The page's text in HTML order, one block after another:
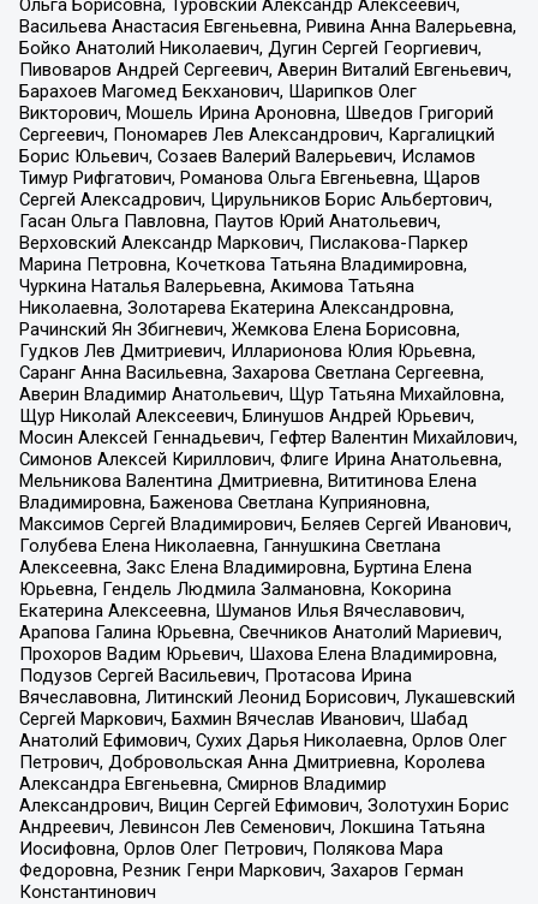
Ольга Борисовна, Туровский Александр Алексеевич,
Васильева Анастасия Евгеньевна, Ривина Анна Валерьевна,
Бойко Анатолий Николаевич, Дугин Сергей Георгиевич,
Пивоваров Андрей Сергеевич, Аверин Виталий Евгеньевич,
Барахоев Магомед Бекханович, Шарипков Олег
Викторович, Мошель Ирина Ароновна, Шведов Григорий
Сергеевич, Пономарев Лев Александрович, Каргалицкий
Борис Юльевич, Созаев Валерий Валерьевич, Исламов
Тимур Рифгатович, Романова Ольга Евгеньевна, Щаров
Сергей Алексадрович, Цирульников Борис Альбертович,
Гасан Ольга Павловна, Паутов Юрий Анатольевич,
Верховский Александр Маркович, Пислакова-Паркер
Марина Петровна, Кочеткова Татьяна Владимировна,
Чуркина Наталья Валерьевна, Акимова Татьяна
Николаевна, Золотарева Екатерина Александровна,
Рачинский Ян Збигневич, Жемкова Елена Борисовна,
Гудков Лев Дмитриевич, Илларионова Юлия Юрьевна,
Саранг Анна Васильевна, Захарова Светлана Сергеевна,
Аверин Владимир Анатольевич, Щур Татьяна Михайловна,
Щур Николай Алексеевич, Блинушов Андрей Юрьевич,
Мосин Алексей Геннадьевич, Гефтер Валентин Михайлович,
Симонов Алексей Кириллович, Флиге Ирина Анатольевна,
Мельникова Валентина Дмитриевна, Вититинова Елена
Владимировна, Баженова Светлана Куприяновна,
Максимов Сергей Владимирович, Беляев Сергей Иванович,
Голубева Елена Николаевна, Ганнушкина Светлана
Алексеевна, Закс Елена Владимировна, Буртина Елена
Юрьевна, Гендель Людмила Залмановна, Кокорина
Екатерина Алексеевна, Шуманов Илья Вячеславович,
Арапова Галина Юрьевна, Свечников Анатолий Мариевич,
Прохоров Вадим Юрьевич, Шахова Елена Владимировна,
Подузов Сергей Васильевич, Протасова Ирина
Вячеславовна, Литинский Леонид Борисович, Лукашевский
Сергей Маркович, Бахмин Вячеслав Иванович, Шабад
Анатолий Ефимович, Сухих Дарья Николаевна, Орлов Олег
Петрович, Добровольская Анна Дмитриевна, Королева
Александра Евгеньевна, Смирнов Владимир
Александрович, Вицин Сергей Ефимович, Золотухин Борис
Андреевич, Левинсон Лев Семенович, Локшина Татьяна
Иосифовна, Орлов Олег Петрович, Полякова Мара
Федоровна, Резник Генри Маркович, Захаров Герман
Константинович